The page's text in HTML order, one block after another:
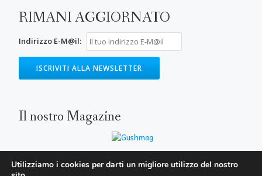
RIMANI AGGIORNATO
Indirizzo E-M@il:
Il nostro Magazine
Utilizziamo i cookies per darti un migliore utilizzo del nostro